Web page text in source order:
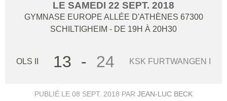
LE SAMEDI 22 SEPT. 2018
GYMNASE EUROPE ALLÉE D'ATHÈNES 67300
SCHILTIGHEIM - DE 19H À 20H30
OLS II 13 - 24 KSK FURTWANGEN I
PUBLIÉ LE 08 SEPT. 2018 PAR JEAN-LUC BECK